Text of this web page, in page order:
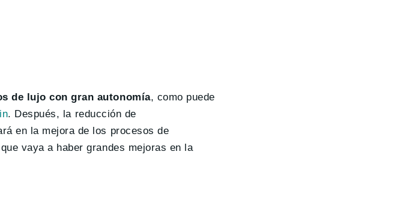
de lujo con gran autonomía, como puede
. Después, la reducción de
en la mejora de los procesos de
vaya a haber grandes mejoras en la